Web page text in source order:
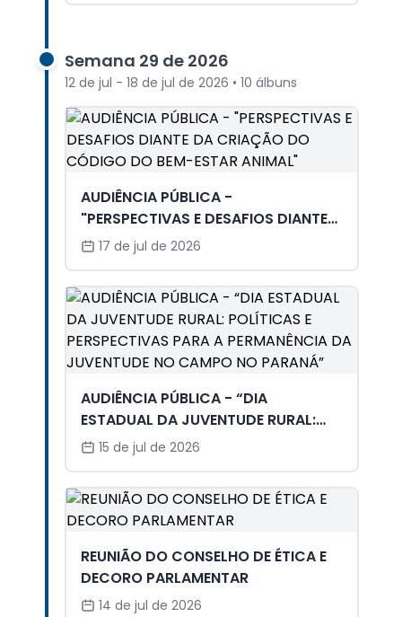
Semana 29 de 2026
12 de jul - 18 de jul de 2026 • 10 álbuns
AUDIÊNCIA PÚBLICA -
"PERSPECTIVAS E DESAFIOS DIANTE
DA CRIAÇÃO DO CÓDIGO DO BEM-
17 de jul de 2026
AUDIÊNCIA PÚBLICA - “DIA
ESTADUAL DA JUVENTUDE RURAL:
POLÍTICAS E PERSPECTIVAS PARA A
CAMPO NO PARANÁ”
15 de jul de 2026
REUNIÃO DO CONSELHO DE ÉTICA E
DECORO PARLAMENTAR
14 de jul de 2026